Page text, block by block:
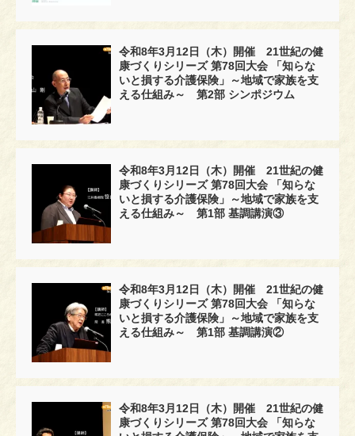
令和8年3月12日（木）開催 21世紀の健
康づくりシリーズ 第78回大会 「知らな
いと損する介護保険」～地域で家族を支
える仕組み～ 第2部 シンポジウム
令和8年3月12日（木）開催 21世紀の健
康づくりシリーズ 第78回大会 「知らな
いと損する介護保険」～地域で家族を支
える仕組み～ 第1部 基調講演③
令和8年3月12日（木）開催 21世紀の健
康づくりシリーズ 第78回大会 「知らな
いと損する介護保険」～地域で家族を支
える仕組み～ 第1部 基調講演②
令和8年3月12日（木）開催 21世紀の健
康づくりシリーズ 第78回大会 「知らな